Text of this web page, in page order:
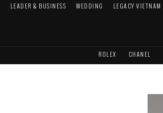
LEADER & BUSINESS WEDDING LEGACY VIETNAM
ROLEX CHANEL